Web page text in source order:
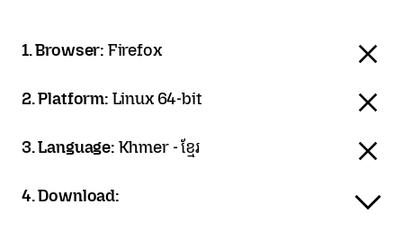
1. Browser: Firefox
2. Platform: Linux 64-bit
3. Language: Khmer - ខ្មែរ
4. Download: